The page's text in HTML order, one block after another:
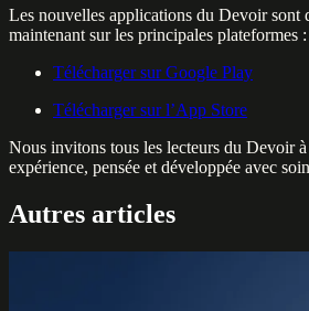
Les nouvelles applications du Devoir sont
maintenant sur les principales plateformes :
Télécharger sur Google Play
Télécharger sur l’App Store
Nous invitons tous les lecteurs du Devoir
expérience, pensée et développée avec
Autres articles